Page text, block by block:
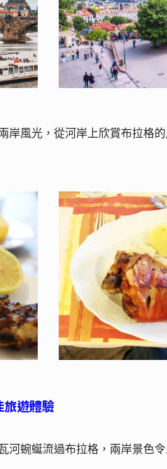
岸風光，從河岸上欣賞布拉格
遊體驗
河蜿蜒流過布拉格，兩岸景色